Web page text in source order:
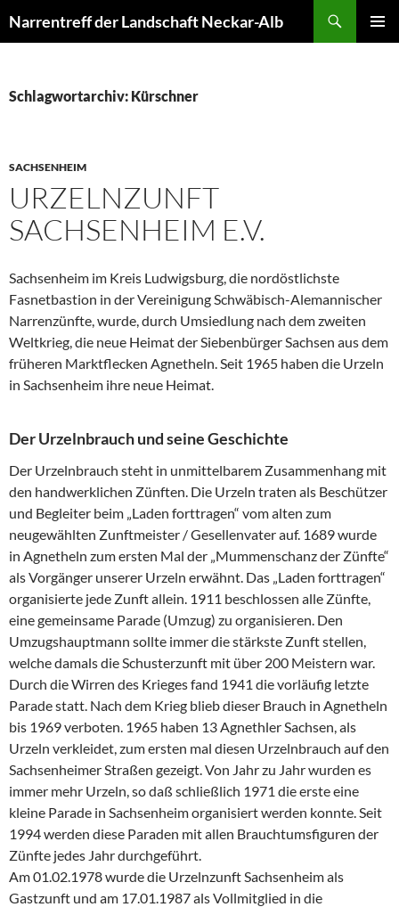
Inhalt
Narrentreff der Landschaft Neckar-Alb
Schlagwortarchiv: Kürschner
SACHSENHEIM
URZELNZUNFT
SACHSENHEIM E.V.
Sachsenheim im Kreis Ludwigsburg, die nordöstlichste
Fasnetbastion in der Vereinigung Schwäbisch-Alemannischer
Narrenzünfte, wurde, durch Umsiedlung nach dem zweiten
Weltkrieg, die neue Heimat der Siebenbürger Sachsen aus dem
früheren Marktflecken Agnetheln. Seit 1965 haben die Urzeln
in Sachsenheim ihre neue Heimat.
Der Urzelnbrauch und seine Geschichte
Der Urzelnbrauch steht in unmittelbarem Zusammenhang mit
den handwerklichen Zünften. Die Urzeln traten als Beschützer
und Begleiter beim „Laden forttragen“ vom alten zum
neugewählten Zunftmeister / Gesellenvater auf. 1689 wurde
in Agnetheln zum ersten Mal der „Mummenschanz der Zünfte“
als Vorgänger unserer Urzeln erwähnt. Das „Laden forttragen“
organisierte jede Zunft allein. 1911 beschlossen alle Zünfte,
eine gemeinsame Parade (Umzug) zu organisieren. Den
Umzugshauptmann sollte immer die stärkste Zunft stellen,
welche damals die Schusterzunft mit über 200 Meistern war.
Durch die Wirren des Krieges fand 1941 die vorläufig letzte
Parade statt. Nach dem Krieg blieb dieser Brauch in Agnetheln
bis 1969 verboten. 1965 haben 13 Agnethler Sachsen, als
Urzeln verkleidet, zum ersten mal diesen Urzelnbrauch auf den
Sachsenheimer Straßen gezeigt. Von Jahr zu Jahr wurden es
immer mehr Urzeln, so daß schließlich 1971 die erste eine
kleine Parade in Sachsenheim organisiert werden konnte. Seit
1994 werden diese Paraden mit allen Brauchtumsfiguren der
Zünfte jedes Jahr durchgeführt.
Am 01.02.1978 wurde die Urzelnzunft Sachsenheim als
Gastzunft und am 17.01.1987 als Vollmitglied in die